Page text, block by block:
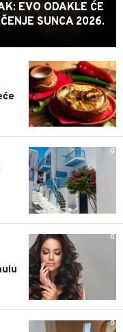
EVO ODAKLE ĆE
SUNCA 2026.
0
0
0
0